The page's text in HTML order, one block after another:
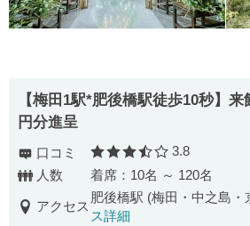
【梅田1駅*肥後橋駅徒歩10秒】
円分進呈
口コミ 口コミ評価
3.8
人数
着席：10名 ～ 120名
アクセス
肥後橋駅 (梅田・中之島・
ス詳細